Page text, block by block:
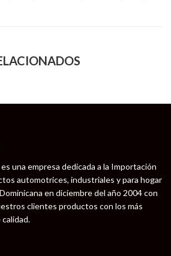
una empresa dedicada a la Importación
automotrices, industriales y para hogar
en diciembre del año 2004 con
clientes productos con los más